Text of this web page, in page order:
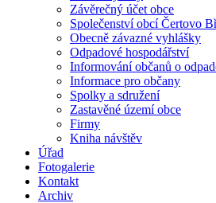
Závěrečný účet obce
Společenství obcí Čertovo
Obecně závazné vyhlášky
Odpadové hospodářství
Informování občanů o
Informace pro občany
Spolky a sdružení
Zastavěné území obce
Firmy
Kniha návštěv
Úřad
Fotogalerie
Kontakt
Archiv